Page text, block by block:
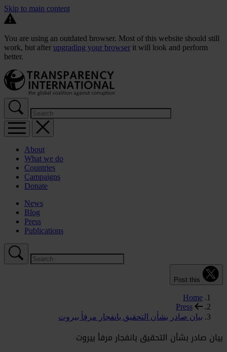
Skip to main content
You are using an outdated browser. Most of this website should still
work, but after upgrading your browser it will look and perform
better.
About
What we do
Countries
Campaigns
Donate
News
Blog
Press
Publications
Post this
Home
Press
بيان صادر بشأن التحقيق بانفجار مرفأ بيروت
بيان صادر بشأن التحقيق بانفجار مرفأ بيروت